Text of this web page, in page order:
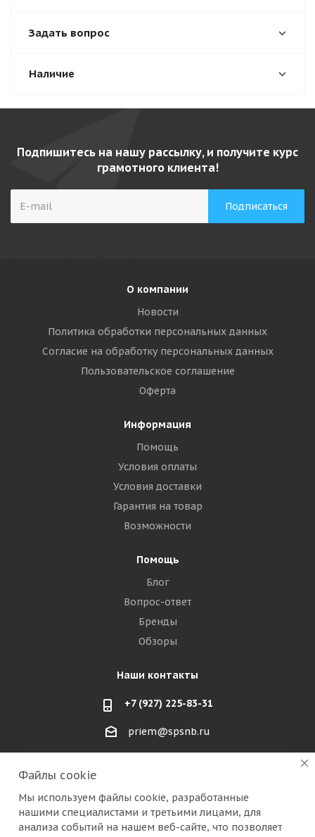
Задать вопрос
Наличие
Подпишитесь на нашу рассылку, и получите курс
грамотного клиента!
О компании
Новости
Политика обработки персональных данных
Согласие на обработку персональных данных
Пользовательское соглашение
Оферта
Информация
Помощь
Условия оплаты
Условия доставки
Гарантия на товар
Возможности
Помощь
Блог
Вопрос-ответ
Бренды
Обзоры
Наши контакты
+7 (927) 225-83-31
priem@spsnb.ru
г. Александров (Владимирская область)
г. Москва (радио рынок "Митино")
Файлы cookie
Мы используем файлы cookie, разработанные
нашими специалистами и третьими лицами, для
анализа событий на нашем веб-сайте, что позволяет